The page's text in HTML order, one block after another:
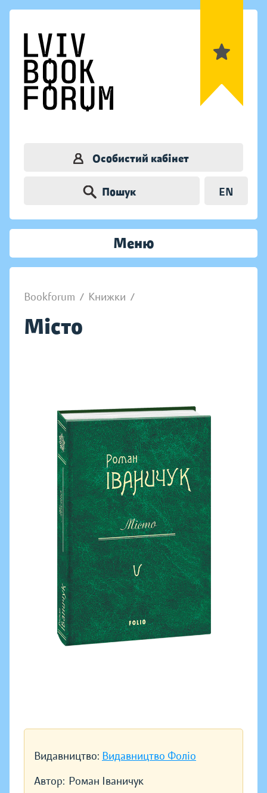
Особистий кабінет
Пошук EN
Меню
Bookforum / Книжки /
Місто
Видавництво: Видавництво Фоліо
Автор: Роман Іваничук